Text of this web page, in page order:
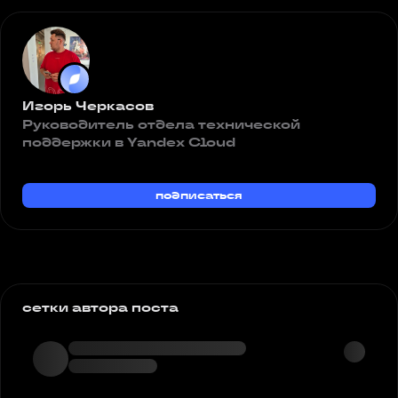
Игорь Черкасов
Руководитель отдела технической
поддержки в Yandex Cloud
подписаться
сетки автора поста